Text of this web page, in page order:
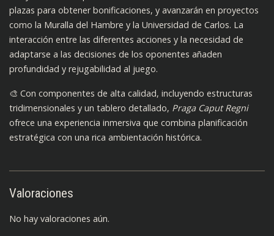
plazas para obtener bonificaciones, y avanzarán en proyectos
como la Muralla del Hambre y la Universidad de Carlos. La
interacción entre las diferentes acciones y la necesidad de
adaptarse a las decisiones de los oponentes añaden
profundidad y rejugabilidad al juego.
🎨 Con componentes de alta calidad, incluyendo estructuras
tridimensionales y un tablero detallado, Praga Caput Regni
ofrece una experiencia inmersiva que combina planificación
estratégica con una rica ambientación histórica.
Valoraciones
No hay valoraciones aún.